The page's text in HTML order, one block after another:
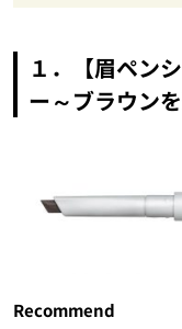
１．【眉ペン
ー～ブラウン
Recommend